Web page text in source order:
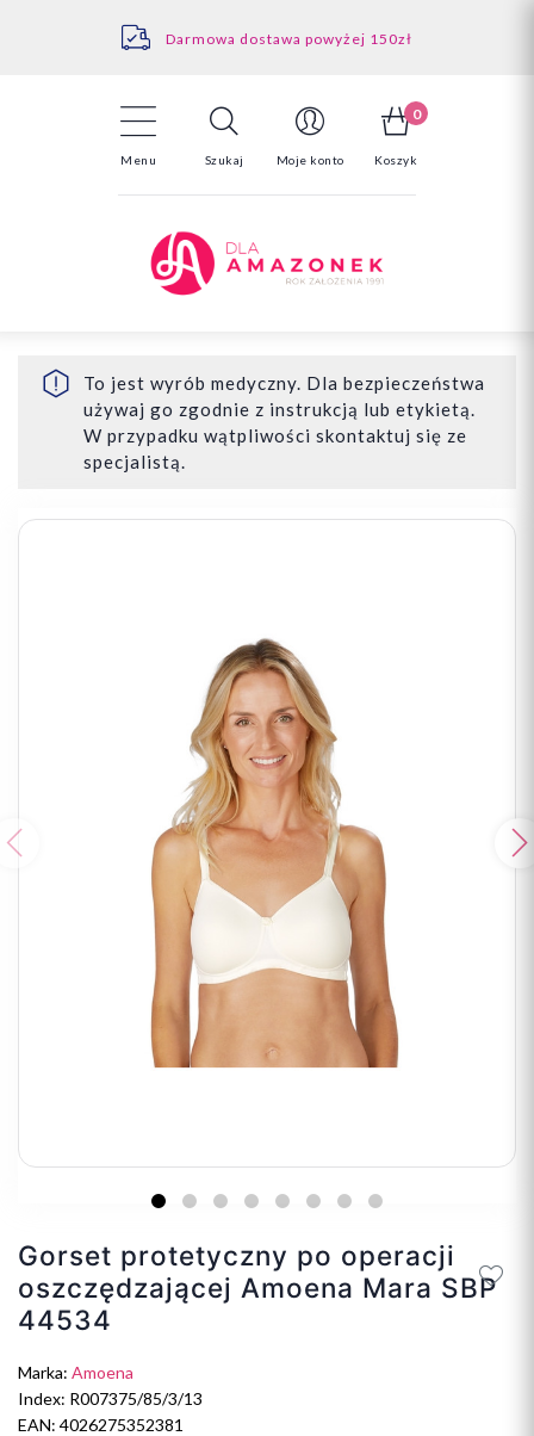
Darmowa dostawa powyżej 150zł
Odstąpienie od umowy - tutaj
Menu Szukaj Moje konto
0
Koszyk
To jest wyrób medyczny. Dla bezpieczeństwa
używaj go zgodnie z instrukcją lub etykietą.
W przypadku wątpliwości skontaktuj się ze
specjalistą.
Poprzedni
Gorset protetyczny po operacji
oszczędzającej Amoena Mara SBP
44534
Marka: Amoena
Index: R007375/85/3/13
EAN: 4026275352381